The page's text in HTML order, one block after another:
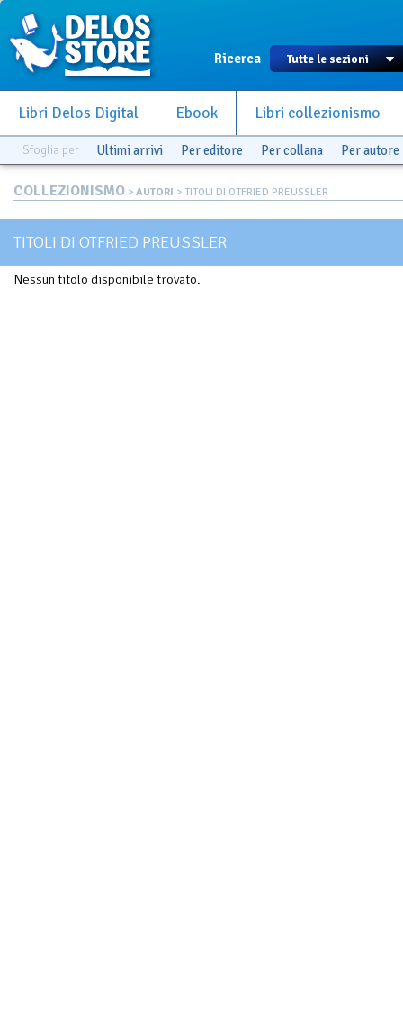
Ricerca
Libri Delos Digital Ebook Libri collezionismo
Sfoglia per Ultimi arrivi Per editore Per collana Per autore
COLLEZIONISMO > AUTORI > TITOLI DI OTFRIED PREUSSLER
TITOLI DI OTFRIED PREUSSLER
Nessun titolo disponibile trovato.